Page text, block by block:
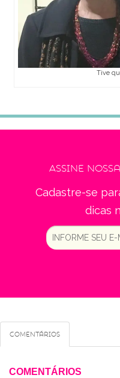
Tive
Assine
Cadastre-se
dicas
Comentários
COMENTÁRIOS